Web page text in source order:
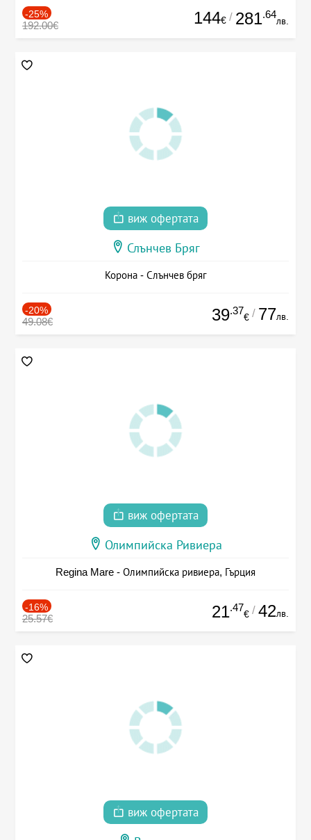
-25%
192.00€ 144€ / 281.64
лв.
виж офертата
Слънчев Бряг
Корона - Слънчев бряг
-20%
49.08€ 39.37
€ / 77лв.
виж офертата
Олимпийска Ривиера
Regina Mare - Олимпийска ривиера, Гърция
-16%
25.57€ 21.47
€ / 42лв.
виж офертата